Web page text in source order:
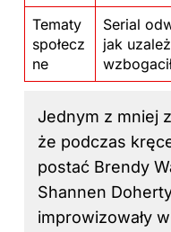
Tematy
społecz
ne
Serial
jak
Jednym z mniej
że podczas
postać Brendy
Shannen
improwizowały